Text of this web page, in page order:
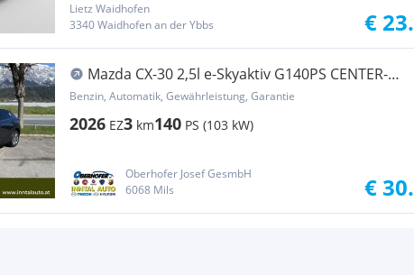
Lietz Waidhofen
3340 Waidhofen an der Ybbs
€
Mazda CX-30 2,5l e-Skyaktiv G140PS CENTER-
LINE DASO
Benzin, Automatik, Gewährleistung, Garantie
2026 EZ3 km140 PS (103 kW)
Oberhofer Josef GesmbH
6068 Mils
€